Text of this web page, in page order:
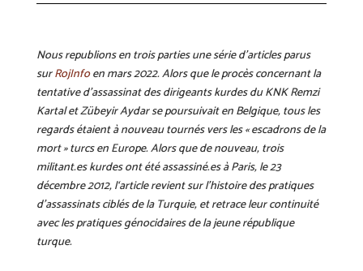
Nous republions en trois parties une série d’articles parus
surRojInfoen mars 2022.Alors que le procès concernant la
tentative d’assassinat des dirigeants kurdes du KNK Remzi
Kartal et Zübeyir Aydar se poursuivait en Belgique, tous les
regards étaient à nouveau tournés vers les « escadrons de la
mort » turcs en Europe. Alors que de nouveau, trois
militant.es kurdes ont été assassiné.es à Paris, le 23
décembre 2012, l‘article revient sur l’histoire des pratiques
d’assassinats ciblés de la Turquie, et retrace leur continuité
avec les pratiques génocidaires de la jeune république
turque.